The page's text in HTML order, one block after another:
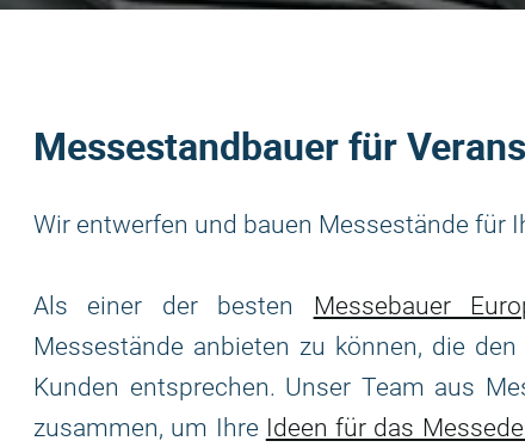
Messestandbauer für
Wir entwerfen und bauen Messestände für
Als einer der besten Messebauer
Messestände anbieten zu können, die
Kunden entsprechen. Unser Team aus
zusammen, um Ihre Ideen für das